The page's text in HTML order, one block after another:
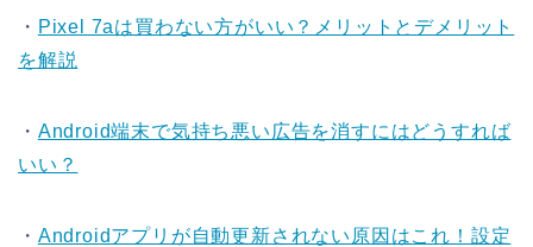
・ Pixel 7aは買わない方がいい？メリットとデメリット
を解説
・ Android端末で気持ち悪い広告を消すにはどうすれば
いい？
・ Androidアプリが自動更新されない原因はこれ！設定